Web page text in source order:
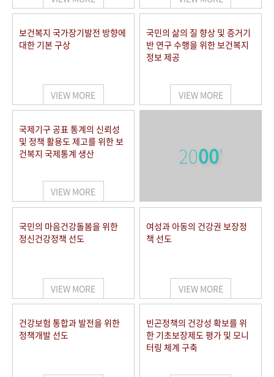
보건복지 국가장기발전 방향에
대한 기본 구상
VIEW MORE
국민의 삶의 질 향상 및 증거기
반 연구 수행을 위한 보건복지
정보 제공
VIEW MORE
국제기구 공표 통계의 신뢰성
및 정책 활용도 제고를 위한 보
건복지 국제통계 생산
VIEW MORE
2000'
국민의 마음건강돌봄을 위한
정신건강정책 선도
VIEW MORE
여성과 아동의 건강권 보장정
책 선도
VIEW MORE
건강보험 통합과 발전을 위한
정책개발 선도
빈곤정책의 건강성 확보를 위
한 기초보장제도 평가 및 모니
터링 체계 구축